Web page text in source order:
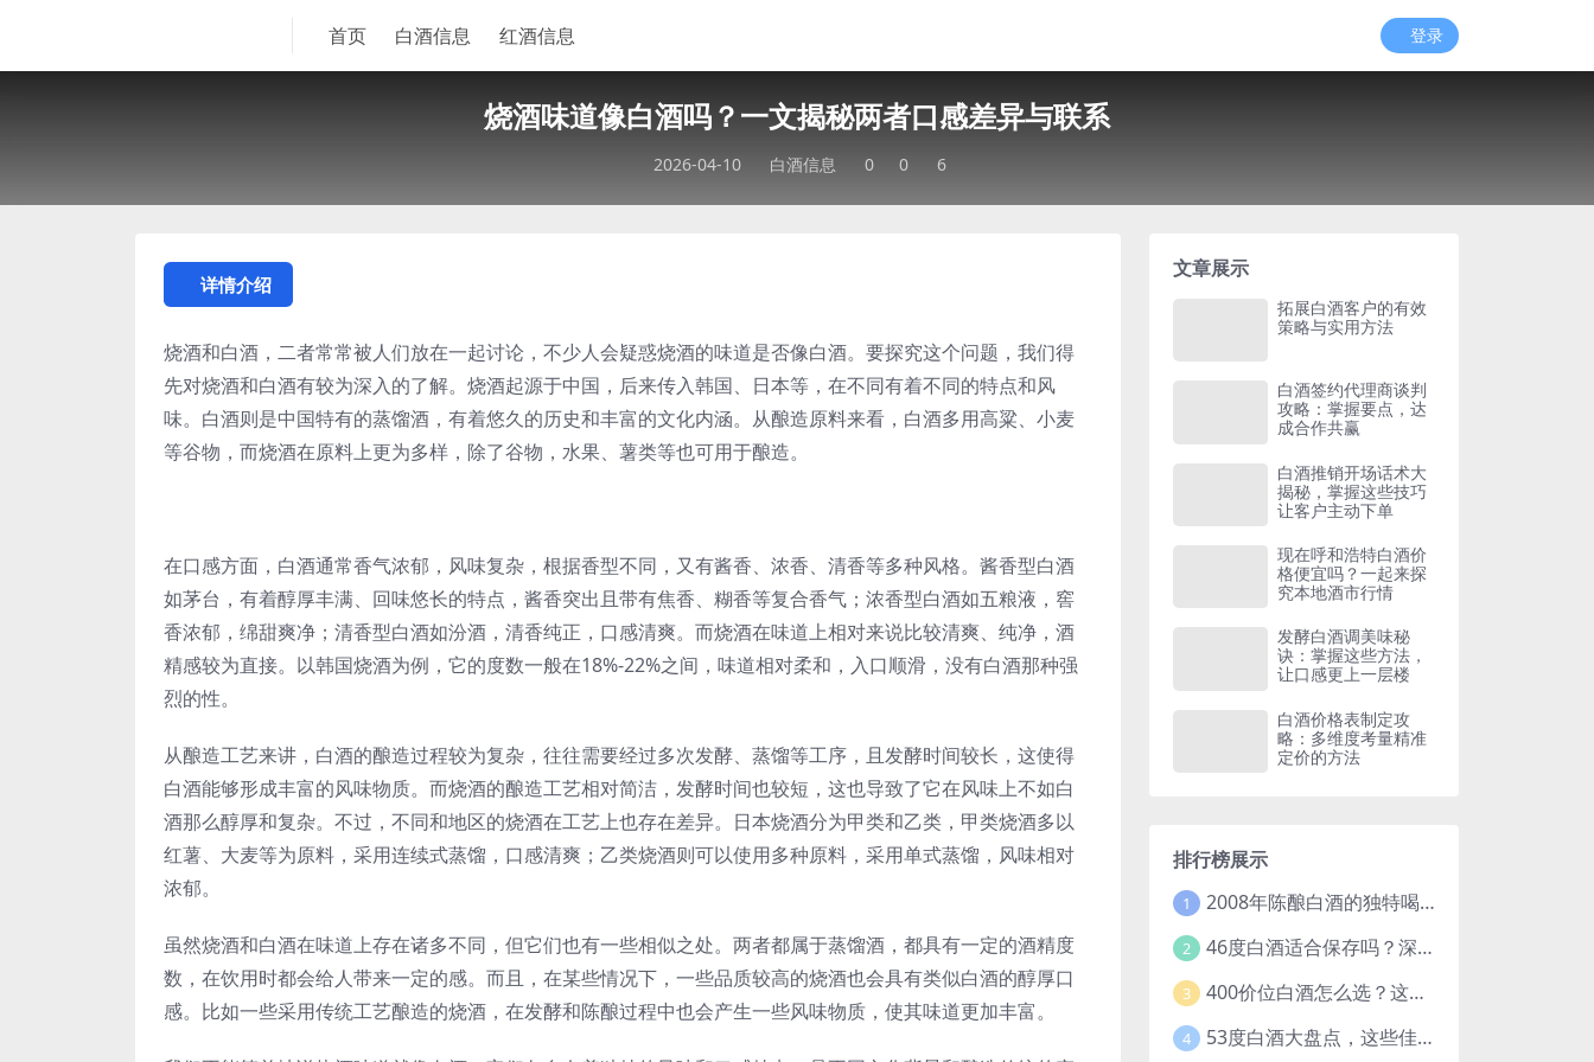
首页 白酒信息 红酒信息 登录
烧酒味道像白酒吗？一文揭秘两者口感差异与联系
2026-04-10 白酒信息 0 0 6
详情介绍
烧酒和白酒，二者常常被人们放在一起讨论，不少人会疑惑烧酒的味道是否像白酒。要探究这个问题，我们得
先对烧酒和白酒有较为深入的了解。烧酒起源于中国，后来传入韩国、日本等，在不同有着不同的特点和风
味。白酒则是中国特有的蒸馏酒，有着悠久的历史和丰富的文化内涵。从酿造原料来看，白酒多用高粱、小麦
等谷物，而烧酒在原料上更为多样，除了谷物，水果、薯类等也可用于酿造。
在口感方面，白酒通常香气浓郁，风味复杂，根据香型不同，又有酱香、浓香、清香等多种风格。酱香型白酒
如茅台，有着醇厚丰满、回味悠长的特点，酱香突出且带有焦香、糊香等复合香气；浓香型白酒如五粮液，窖
香浓郁，绵甜爽净；清香型白酒如汾酒，清香纯正，口感清爽。而烧酒在味道上相对来说比较清爽、纯净，酒
精感较为直接。以韩国烧酒为例，它的度数一般在18%-22%之间，味道相对柔和，入口顺滑，没有白酒那种强
烈的性。
从酿造工艺来讲，白酒的酿造过程较为复杂，往往需要经过多次发酵、蒸馏等工序，且发酵时间较长，这使得
白酒能够形成丰富的风味物质。而烧酒的酿造工艺相对简洁，发酵时间也较短，这也导致了它在风味上不如白
酒那么醇厚和复杂。不过，不同和地区的烧酒在工艺上也存在差异。日本烧酒分为甲类和乙类，甲类烧酒多以
红薯、大麦等为原料，采用连续式蒸馏，口感清爽；乙类烧酒则可以使用多种原料，采用单式蒸馏，风味相对
浓郁。
虽然烧酒和白酒在味道上存在诸多不同，但它们也有一些相似之处。两者都属于蒸馏酒，都具有一定的酒精度
数，在饮用时都会给人带来一定的感。而且，在某些情况下，一些品质较高的烧酒也会具有类似白酒的醇厚口
感。比如一些采用传统工艺酿造的烧酒，在发酵和陈酿过程中也会产生一些风味物质，使其味道更加丰富。
文章展示
拓展白酒客户的有效
策略与实用方法
白酒签约代理商谈判
攻略：掌握要点，达
成合作共赢
白酒推销开场话术大
揭秘，掌握这些技巧
让客户主动下单
现在呼和浩特白酒价
格便宜吗？一起来探
究本地酒市行情
发酵白酒调美味秘
诀：掌握这些方法，
让口感更上一层楼
白酒价格表制定攻
略：多维度考量精准
定价的方法
排行榜展示
1 2008年陈酿白酒的独特喝法，开启别样饮酒体验
2 46度白酒适合保存吗？深度解析白酒保存的关键因素
3 400价位白酒怎么选？这些要点和推荐让你不再纠结
4 53度白酒大盘点，这些佳酿你都知道吗？